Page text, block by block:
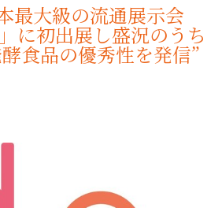
最大級の流通展示会
に初出展し盛況のうち
食品の優秀性を発信”